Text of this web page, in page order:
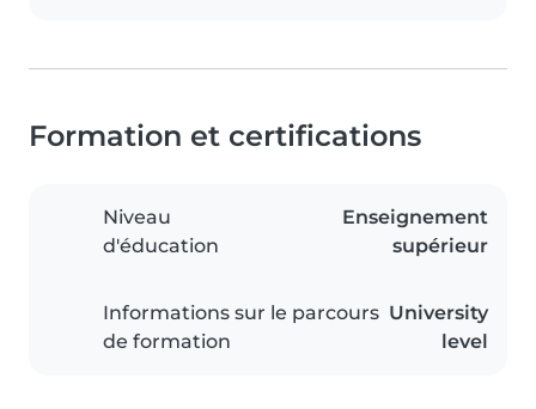
Formation et certifications
Niveau
d'éducation
Enseignement
supérieur
Informations sur le parcours
de formation
University
level